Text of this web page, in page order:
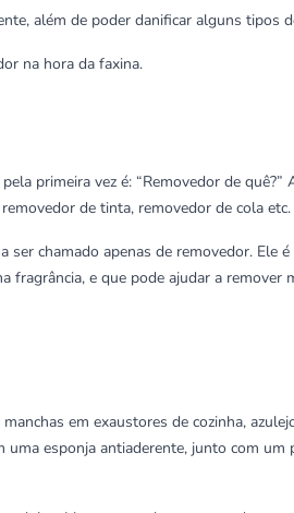
além de poder danificar alguns tipos
na hora da faxina.
primeira vez é: “Removedor de
de tinta, removedor de cola etc.
chamado apenas de removedor. Ele
fragrância, e que pode ajudar a remover
em exaustores de cozinha,
esponja antiaderente, junto com um